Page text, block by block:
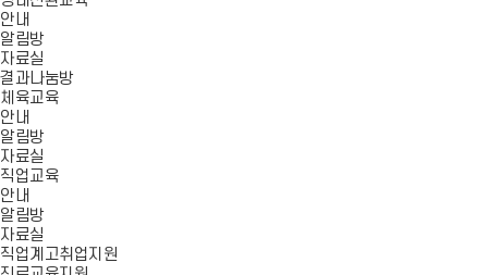
안내
알림방
자료실
결과나눔방
체육교육
안내
알림방
자료실
직업교육
안내
알림방
자료실
직업계고취업지원